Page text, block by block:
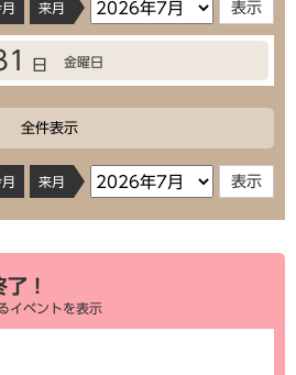
来月
日 金曜日
全件表示
来月
！
イベントを表示